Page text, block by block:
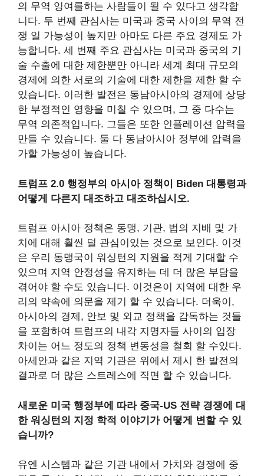
의 무역 잉여를하는 사람들이 될 수 있다고 생각합
니다. 두 번째 관심사는 미국과 중국 사이의 무역 전
쟁 일 가능성이 높지만 아마도 다른 주요 경제도 가
능합니다. 세 번째 주요 관심사는 미국과 중국의 기
술 수출에 대한 제한뿐만 아니라 세계 최대 규모의
경제에 의한 서로의 기술에 대한 제한을 제한 할 수
있습니다. 이러한 발전은 동남아시아의 경제에 상당
한 부정적인 영향을 미칠 수 있으며, 그 중 다수는
무역 의존적입니다. 그들은 또한 인플레이션 압력을
만들 수 있습니다. 둘 다 동남아시아 정부에 압력을
가할 가능성이 높습니다.
트럼프 2.0 행정부의 아시아 정책이 Biden 대통령과
어떻게 다른지 대조하고 대조하십시오.
트럼프 아시아 정책은 동맹, 기관, 법의 지배 및 가
치에 대해 훨씬 덜 관심이있는 것으로 보인다. 이것
은 우리 동맹국이 워싱턴의 지원을 적게 기대할 수
있으며 지역 안정성을 유지하는 데 더 많은 부담을
겪어야 할 수도 있습니다. 이것은이 지역에 대한 우
리의 약속에 의문을 제기 할 수 있습니다. 더욱이,
아시아의 경제, 안보 및 외교 정책을 감독하는 것들
을 포함하여 트럼프의 내각 지명자들 사이의 입장
차이는 어느 정도의 정책 변동성을 철회 할 수있다.
아세안과 같은 지역 기관은 위에서 제시 한 발전의
결과로 더 많은 스트레스에 직면 할 수 있습니다.
새로운 미국 행정부에 따라 중국-US 전략 경쟁에 대
한 워싱턴의 지정 학적 이야기가 어떻게 변할 수 있
습니까?
유엔 시스템과 같은 기관 내에서 가치와 경쟁에 중